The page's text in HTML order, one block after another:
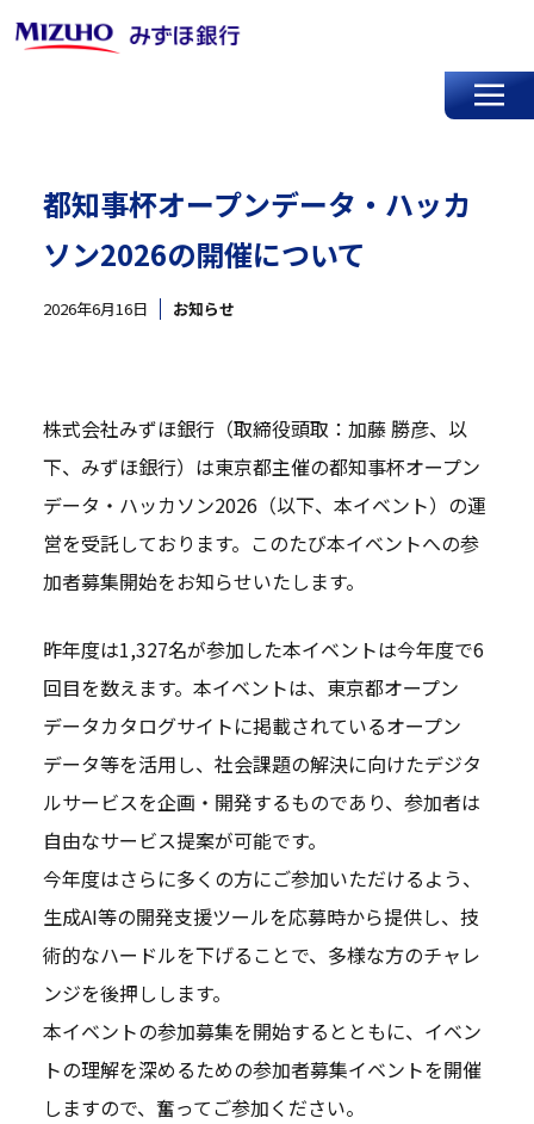
都知事杯オープンデータ・ハッカ
ソン2026の開催について
2026年6月16日 お知らせ
株式会社みずほ銀行（取締役頭取：加藤 勝彦、以
下、みずほ銀行）は東京都主催の都知事杯オープン
データ・ハッカソン2026（以下、本イベント）の運
営を受託しております。このたび本イベントへの参
加者募集開始をお知らせいたします。
昨年度は1,327名が参加した本イベントは今年度で6
回目を数えます。本イベントは、東京都オープン
データカタログサイトに掲載されているオープン
データ等を活用し、社会課題の解決に向けたデジタ
ルサービスを企画・開発するものであり、参加者は
自由なサービス提案が可能です。
今年度はさらに多くの方にご参加いただけるよう、
生成AI等の開発支援ツールを応募時から提供し、技
術的なハードルを下げることで、多様な方のチャレ
ンジを後押しします。
本イベントの参加募集を開始するとともに、イベン
トの理解を深めるための参加者募集イベントを開催
しますので、奮ってご参加ください。